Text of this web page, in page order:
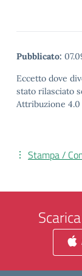
Pubblicato:
Eccetto dove
stato rilasciato
Attribuzione 4.0
Stampa /